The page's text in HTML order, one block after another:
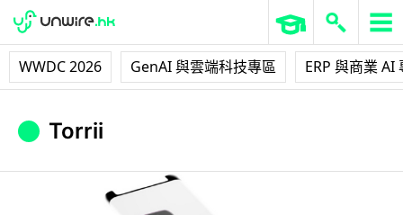
WWDC 2026 GenAI 與雲端科技專區 ERP 與商業 AI
Torrii